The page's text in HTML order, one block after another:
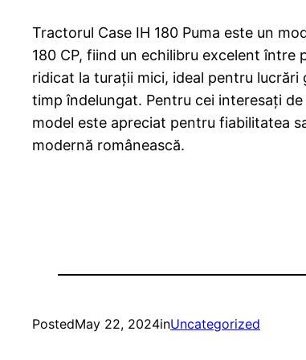
Tractorul Case IH 180 Puma este un
180 CP, fiind un echilibru excelent
ridicat la turații mici, ideal pentru
timp îndelungat. Pentru cei interesați
model este apreciat pentru fiabilitatea
modernă românească.
PostedMay 22, 2024inUncategorized